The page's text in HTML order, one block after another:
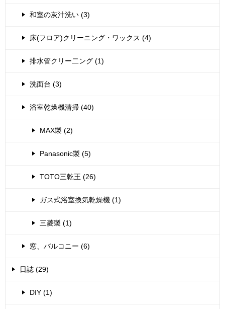
和室の灰汁洗い (3)
床(フロア)クリーニング・ワックス (4)
排水管クリー二ング (1)
洗面台 (3)
浴室乾燥機清掃 (40)
MAX製 (2)
Panasonic製 (5)
TOTO三乾王 (26)
ガス式浴室換気乾燥機 (1)
三菱製 (1)
窓、バルコニー (6)
日誌 (29)
DIY (1)